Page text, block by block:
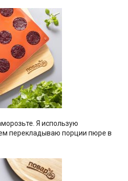
Я использую
перекладываю порции пюре в